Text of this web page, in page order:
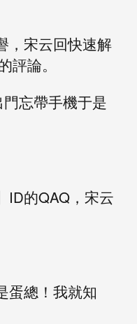
，宋云回快速解
評論。
門忘帶手機于是
ID的QAQ，宋云
蛋總！我就知